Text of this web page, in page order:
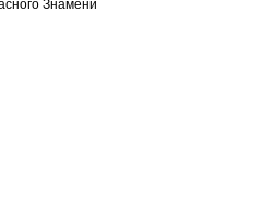
Знамени